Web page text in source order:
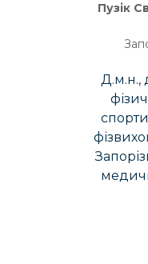
Пузік
Д.м.н.,